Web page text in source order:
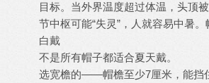
目标。当外界温度超过体温，头顶
节中枢可能“失灵”，人就容易中暑
白戴
不是所有帽子都适合夏天戴。
选宽檐的——帽檐至少7厘米，能挡